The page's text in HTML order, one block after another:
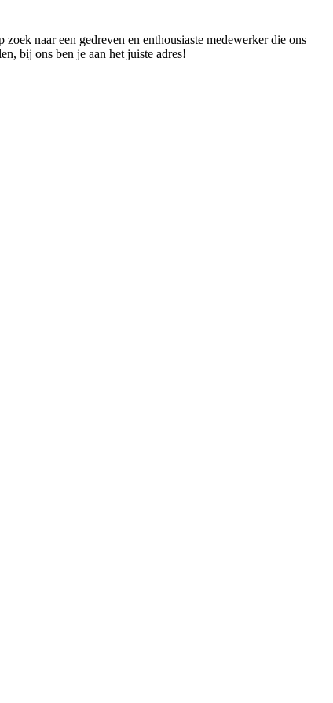
naar een gedreven en enthousiaste medewerker die ons
bij ons ben je aan het juiste adres!